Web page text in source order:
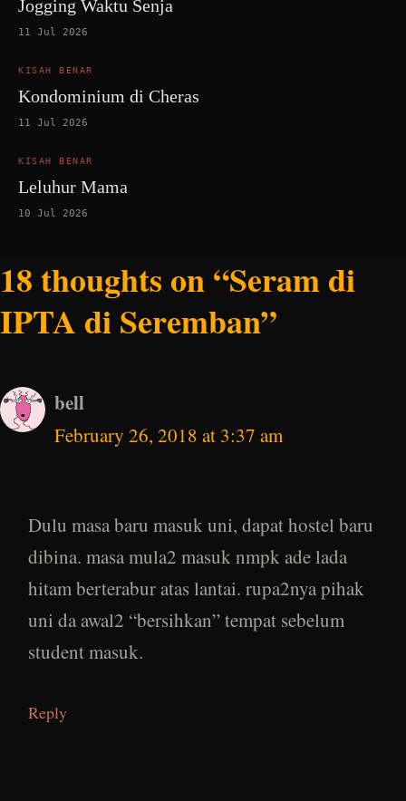
Jogging Waktu Senja
11 Jul 2026
KISAH BENAR
Kondominium di Cheras
11 Jul 2026
KISAH BENAR
Leluhur Mama
10 Jul 2026
18 thoughts on “Seram di
IPTA di Seremban”
bell
February 26, 2018 at 3:37 am
Dulu masa baru masuk uni, dapat hostel baru
dibina. masa mula2 masuk nmpk ade lada
hitam berterabur atas lantai. rupa2nya pihak
uni da awal2 “bersihkan” tempat sebelum
student masuk.
Reply